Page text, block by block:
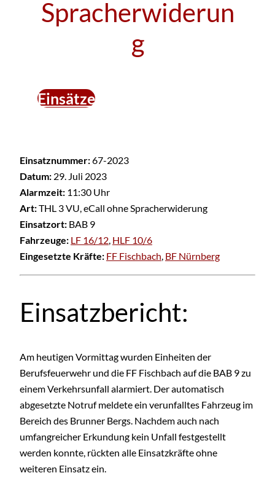
Spracherwiderun
g
Einsätze
Einsatznummer:67-2023
Datum: 29. Juli 2023
Alarmzeit: 11:30 Uhr
Art:THL 3 VU, eCall ohne Spracherwiderung
Einsatzort: BAB 9
Fahrzeuge: LF 16/12, HLF 10/6
Eingesetzte Kräfte: FF Fischbach, BF Nürnberg
Einsatzbericht:
Am heutigen Vormittag wurden Einheiten der
Berufsfeuerwehr und die FF Fischbach auf die BAB 9 zu
einem Verkehrsunfall alarmiert. Der automatisch
abgesetzte Notruf meldete ein verunfalltes Fahrzeug im
Bereich des Brunner Bergs. Nachdem auch nach
umfangreicher Erkundung kein Unfall festgestellt
werden konnte, rückten alle Einsatzkräfte ohne
weiteren Einsatz ein.